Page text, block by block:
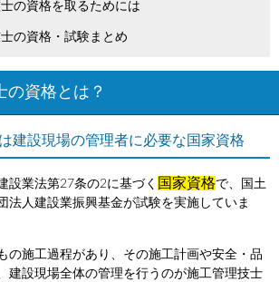
の資格を取るためには
の資格・試験まとめ
の資格とは？
建設現場の管理者に必要な国家資格
設業法第27条の2に基づく 国家資格で、国土
法人建設業振興基金が試験を実施していま
の施工過程があり、その施工計画や安全・品
建設現場全体の管理を行うのが施工管理技士